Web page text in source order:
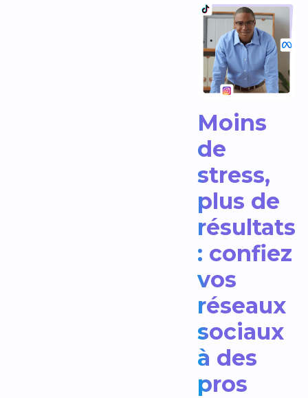
Moins
de
stress,
plus de
résultats
: confiez
vos
réseaux
sociaux
à des
pros